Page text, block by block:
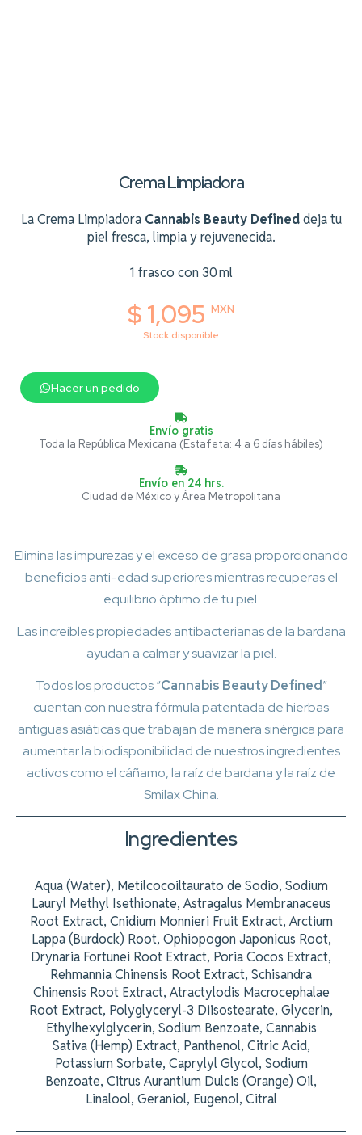
Crema Limpiadora
La Crema Limpiadora Cannabis Beauty Defineddeja tu
piel fresca, limpia y rejuvenecida.
1 frasco con 30 ml
$ 1,095 MXN
Stock disponible
Hacer un pedido
Envío gratis
Toda la República Mexicana (Estafeta: 4 a 6 días hábiles)
Envío en 24 hrs.
Ciudad de México y Área Metropolitana
Elimina las impurezas y el exceso de grasa proporcionando
beneficios anti-edad superiores mientras recuperas el
equilibrio óptimo de tu piel.
Las increíbles propiedades antibacterianas de la bardana
ayudan a calmar y suavizar la piel.
Todos los productos “Cannabis Beauty Defined”
cuentan con nuestra fórmula patentada de hierbas
antiguas asiáticas que trabajan de manera sinérgica para
aumentar la biodisponibilidad de nuestros ingredientes
activos como el cáñamo, la raíz de bardana y la raíz de
Smilax China.
Ingredientes
Aqua (Water), Metilcocoiltaurato de Sodio, Sodium
Lauryl Methyl Isethionate, Astragalus Membranaceus
Root Extract, Cnidium Monnieri Fruit Extract, Arctium
Lappa (Burdock) Root, Ophiopogon Japonicus Root,
Drynaria Fortunei Root Extract, Poria Cocos Extract,
Rehmannia Chinensis Root Extract, Schisandra
Chinensis Root Extract, Atractylodis Macrocephalae
Root Extract, Polyglyceryl-3 Diisostearate, Glycerin,
Ethylhexylglycerin, Sodium Benzoate, Cannabis
Sativa (Hemp) Extract, Panthenol, Citric Acid,
Potassium Sorbate, Caprylyl Glycol, Sodium
Benzoate, Citrus Aurantium Dulcis (Orange) Oil,
Linalool, Geraniol, Eugenol, Citral